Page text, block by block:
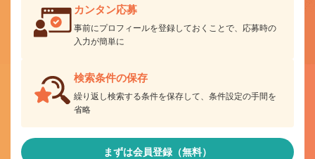
カンタン応募
事前にプロフィールを登録しておくことで、応募時の
入力が簡単に
検索条件の保存
繰り返し検索する条件を保存して、条件設定の手間を
省略
まずは会員登録（無料）